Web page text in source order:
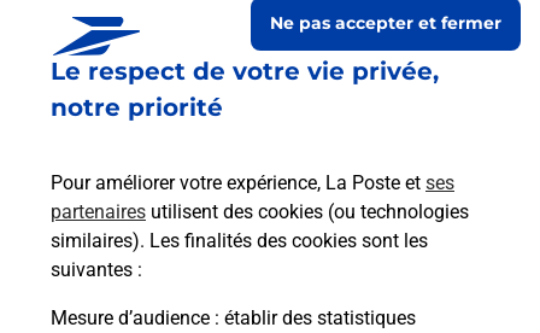
Le respect de votre vie privée,
notre priorité
Pour améliorer votre expérience, La Poste et ses
partenaires utilisent des cookies (ou technologies
similaires). Les finalités des cookies sont les
suivantes :
Mesure d’audience : établir des statistiques
Ne pas accepter et fermer
Le lien s'ouvre dans un nouvel onglet